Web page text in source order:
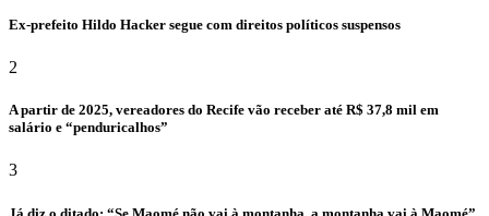
Ex-prefeito Hildo Hacker segue com direitos políticos suspensos
2
A partir de 2025, vereadores do Recife vão receber até R$ 37,8 mil em
salário e “penduricalhos”
3